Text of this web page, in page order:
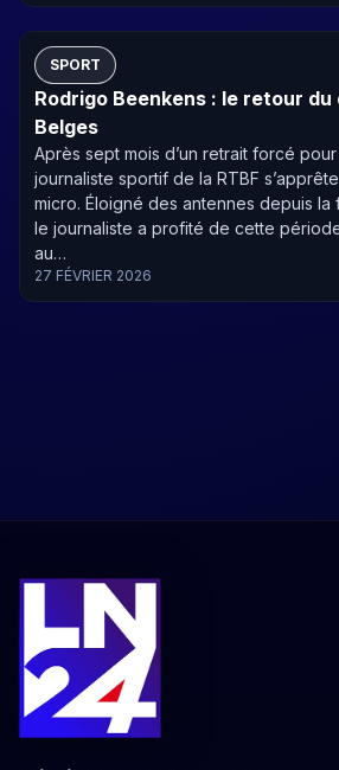
SPORT
Rodrigo Beenkens : le retour
Belges
Après sept mois d’un retrait forcé
journaliste sportif de la RTBF
micro. Éloigné des antennes depuis
le journaliste a profité de cette
au…
27 FÉVRIER 2026